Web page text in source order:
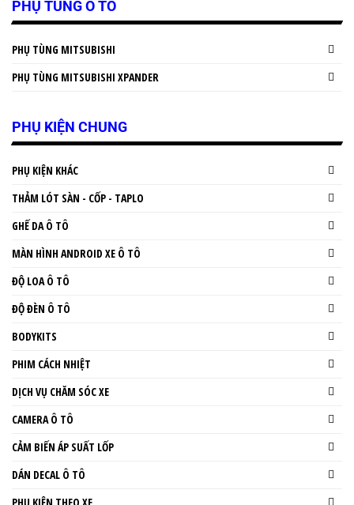
PHỤ TÙNG Ô TÔ
PHỤ TÙNG MITSUBISHI
PHỤ TÙNG MITSUBISHI XPANDER
PHỤ KIỆN CHUNG
PHỤ KIỆN KHÁC
THẢM LÓT SÀN - CỐP - TAPLO
GHẾ DA Ô TÔ
MÀN HÌNH ANDROID XE Ô TÔ
ĐỘ LOA Ô TÔ
ĐỘ ĐÈN Ô TÔ
BODYKITS
PHIM CÁCH NHIỆT
DỊCH VỤ CHĂM SÓC XE
CAMERA Ô TÔ
CẢM BIẾN ÁP SUẤT LỐP
DÁN DECAL Ô TÔ